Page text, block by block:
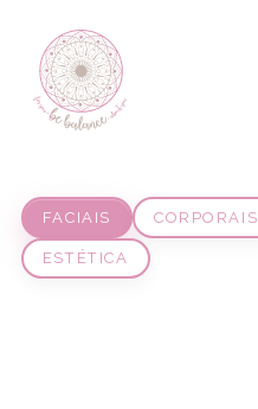
FACIAIS CORPORAIS
ESTÉTICA